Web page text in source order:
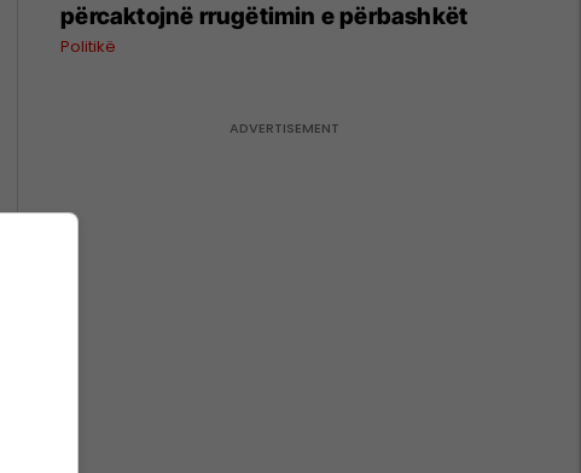
përcaktojnë rrugëtimin e përbashkët
Politikë